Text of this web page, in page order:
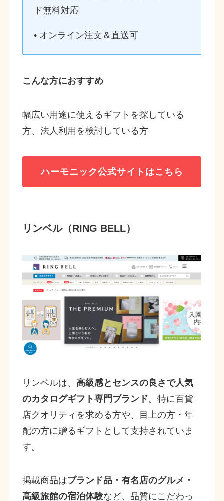
ド無料対応
• オンライン注文＆直送可
こんな方におすすめ
幅広い用途に使えるギフトを探している
方、法人利用を検討している方
ハーモニック公式サイトはこちら
リンベル（RING BELL）
リンベルは、 高級感とセンスの良さで人気
のカタログギフト専門ブランド。特に百貨
店クオリティを求める方や、目上の方・年
配の方に贈るギフトとして支持されていま
す。
掲載商品はブランド品・有名店のグルメ・
高級旅館の宿泊体験など、品質にこだわっ